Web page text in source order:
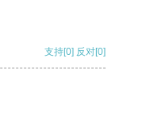
支持[0] 反对[0]